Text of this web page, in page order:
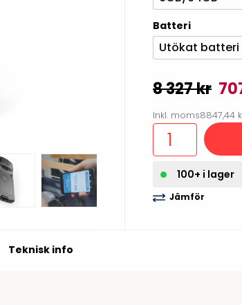
Mobile Device Management
(MDM)
Tillbehör etikettprogram
Batteri
Utökat batteri
8 327 kr
Inkl. moms8847,44
100+ i lager
Jämför
Teknisk info